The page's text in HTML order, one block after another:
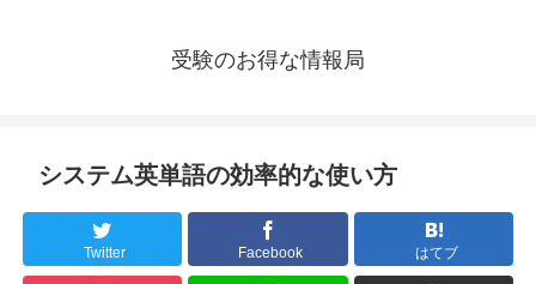
受験のお得な情報局
システム英単語の効率的な使い方
Twitter Facebook はてブ